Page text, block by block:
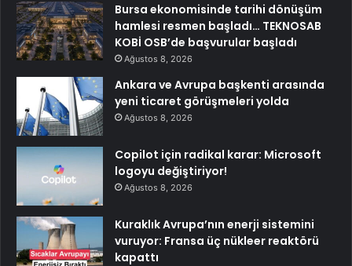
Bursa ekonomisinde tarihi dönüşüm
hamlesi resmen başladı… TEKNOSAB
KOBİ OSB’de başvurular başladı
Ağustos 8, 2026
Ankara ve Avrupa başkenti arasında
yeni ticaret görüşmeleri yolda
Ağustos 8, 2026
Copilot için radikal karar: Microsoft
logoyu değiştiriyor!
Ağustos 8, 2026
Kuraklık Avrupa’nın enerji sistemini
vuruyor: Fransa üç nükleer reaktörü
kapattı